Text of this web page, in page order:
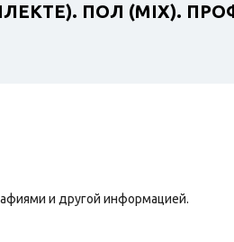
ПОЛ (MIX).
и другой информацией.